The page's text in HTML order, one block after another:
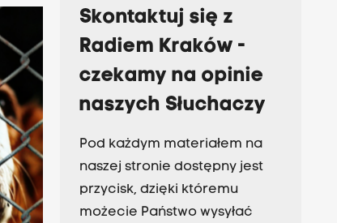
Skontaktuj się z
Radiem Kraków -
czekamy na opinie
naszych Słuchaczy
Pod każdym materiałem na
naszej stronie dostępny jest
przycisk, dzięki któremu
możecie Państwo wysyłać